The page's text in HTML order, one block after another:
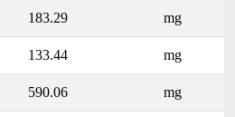
183.29 mg
133.44 mg
590.06 mg